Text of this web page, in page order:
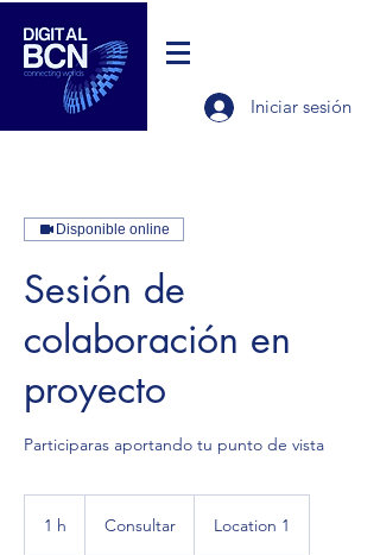
Iniciar sesión
Disponible online
Sesión de
colaboración en
proyecto
Participaras aportando tu punto de vista
1 h Consultar Location 1